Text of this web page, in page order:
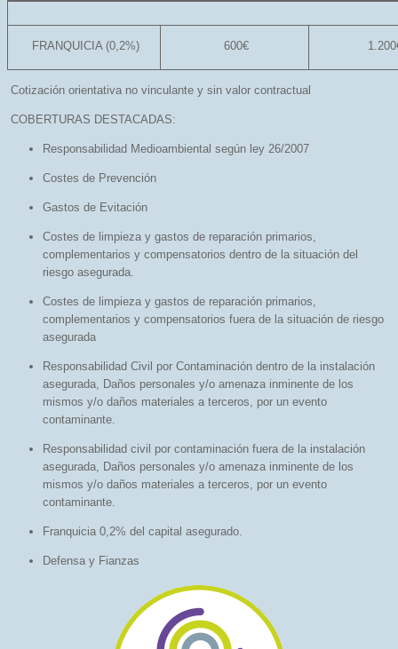
FRANQUICIA (0,2%) 600€
Cotización orientativa no vinculante y sin valor contractual
COBERTURAS DESTACADAS:
Responsabilidad Medioambiental según ley 26/2007
Costes de Prevención
Gastos de Evitación
Costes de limpieza y gastos de reparación primarios,
complementarios y compensatorios dentro de la situación del
riesgo asegurada.
Costes de limpieza y gastos de reparación primarios,
complementarios y compensatorios fuera de la situación de riesgo
asegurada
Responsabilidad Civil por Contaminación dentro de la instalación
asegurada, Daños personales y/o amenaza inminente de los
mismos y/o daños materiales a terceros, por un evento
contaminante.
Responsabilidad civil por contaminación fuera de la instalación
asegurada, Daños personales y/o amenaza inminente de los
mismos y/o daños materiales a terceros, por un evento
contaminante.
Franquicia 0,2% del capital asegurado.
Defensa y Fianzas